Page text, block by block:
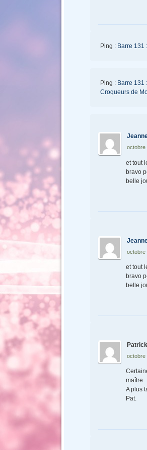
Ping : Barre 131
Ping : Barre 131
Croqueurs de
octobre
et tout
bravo
belle
octobre
et tout
bravo
belle
octobre
A plus
Pat.